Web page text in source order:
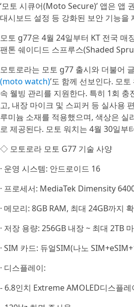
‘모토 시큐어(Moto Secure)’ 앱은 앱
대시보드 설정 등 강화된 보안 기능을
모토 g77은 4월 24일부터 KT 전국 매
팬톤 쉐이디드 스프루스(Shaded
모토로라는 모토 g77 출시와 더불어
(moto watch)’도 함께 선보인다. 모
속 웰빙 관리를 지원한다. 특히 1회
고, 내장 마이크 및 스피커 등 실사용
루미늄 소재를 적용했으며, 색상은
로 제공된다. 모토 워치는 4월 30일부
◇ 모토로라 모토 G77 기술 사양
· 운영 시스템: 안드로이드 16
· 프로세서: MediaTek Dimensity
· 메모리: 8GB RAM, 최대 24GB까지
· 저장 용량: 256GB 내장 ~ 최대 2TB
· SIM 카드: 듀얼SIM(나노
· 디스플레이:
- 6.8인치 Extreme AMOLED디스플레